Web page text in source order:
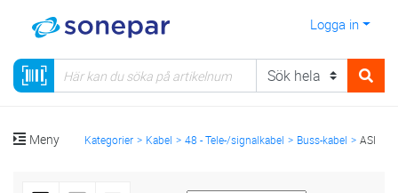
Logga in
Meny Kategorier Kabel 48 - Tele-/signalkabel Buss-kabel ASI